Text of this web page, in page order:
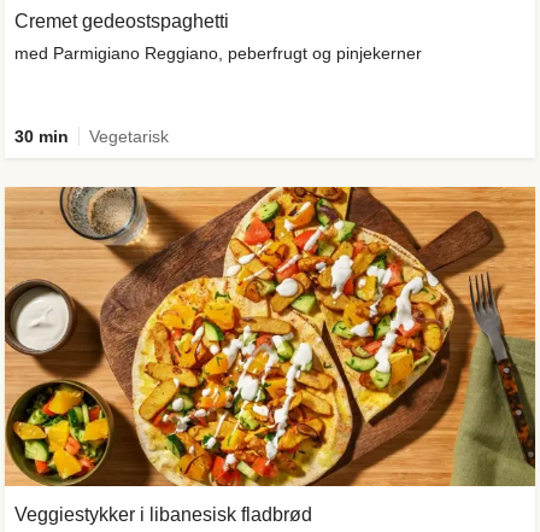
Cremet gedeostspaghetti
med Parmigiano Reggiano, peberfrugt og pinjekerner
30 min Vegetarisk
Veggiestykker i libanesisk fladbrød